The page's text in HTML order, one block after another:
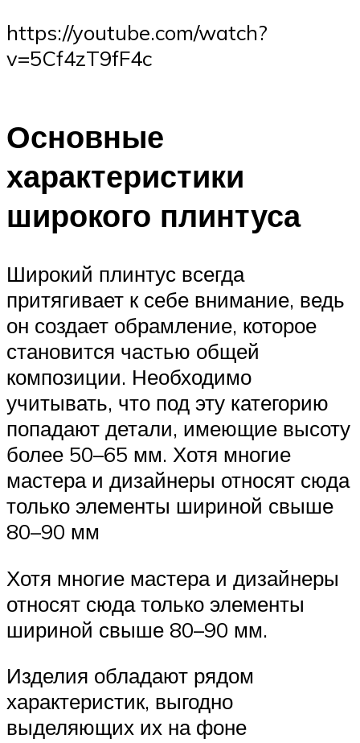
https://youtube.com/watch?
v=5Cf4zT9fF4c
Основные
характеристики
широкого плинтуса
Широкий плинтус всегда
притягивает к себе внимание, ведь
он создает обрамление, которое
становится частью общей
композиции. Необходимо
учитывать, что под эту категорию
попадают детали, имеющие высоту
более 50–65 мм. Хотя многие
мастера и дизайнеры относят сюда
только элементы шириной свыше
80–90 мм
Хотя многие мастера и дизайнеры
относят сюда только элементы
шириной свыше 80–90 мм.
Изделия обладают рядом
характеристик, выгодно
выделяющих их на фоне